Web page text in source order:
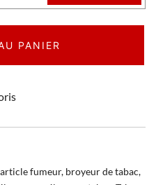
PANIER
article fumeur, broyeur de tabac,